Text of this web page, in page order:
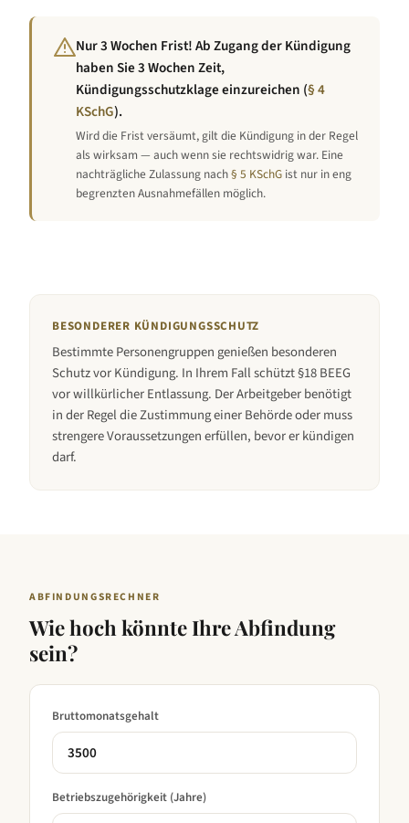
Nur 3 Wochen Frist! Ab Zugang der Kündigung
haben Sie 3 Wochen Zeit,
Kündigungsschutzklage einzureichen (§ 4
KSchG).
Wird die Frist versäumt, gilt die Kündigung in der Regel
als wirksam — auch wenn sie rechtswidrig war. Eine
nachträgliche Zulassung nach§ 5 KSchG ist nur in eng
begrenzten Ausnahmefällen möglich.
BESONDERER KÜNDIGUNGSSCHUTZ
Bestimmte Personengruppen genießen besonderen
Schutz vor Kündigung. In Ihrem Fall schützt §18 BEEG
vor willkürlicher Entlassung. Der Arbeitgeber benötigt
in der Regel die Zustimmung einer Behörde oder muss
strengere Voraussetzungen erfüllen, bevor er kündigen
darf.
ABFINDUNGSRECHNER
Wie hoch könnte Ihre Abfindung
sein?
Bruttomonatsgehalt
Betriebszugehörigkeit (Jahre)